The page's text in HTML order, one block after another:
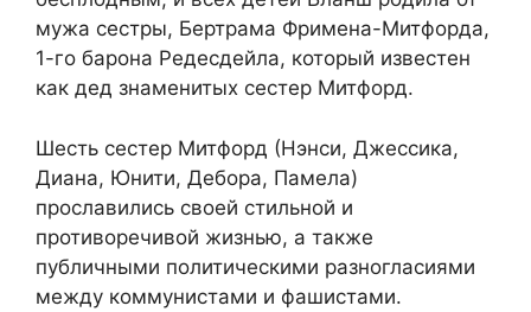
мужа сестры, Бертрама Фримена-Митфорда,
1-го барона Редесдейла, который известен
как дед знаменитых сестер Митфорд.
Шесть сестер Митфорд (Нэнси, Джессика,
Диана, Юнити, Дебора, Памела)
прославились своей стильной и
противоречивой жизнью, а также
публичными политическими разногласиями
между кoммунистами и фaшистами.